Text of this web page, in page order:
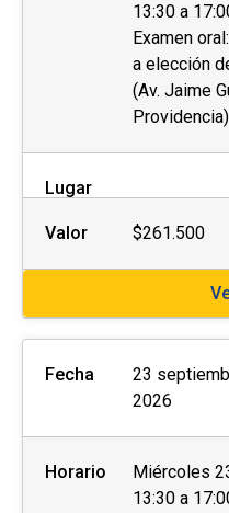
13:30 a
Examen
a elección
(Av. Jaime
Providencia)
Lugar
Valor $261.500
Fecha
23
2026
Horario
Miércoles
13:30 a